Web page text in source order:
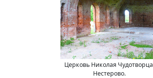
Церковь Николая
Нестерово.